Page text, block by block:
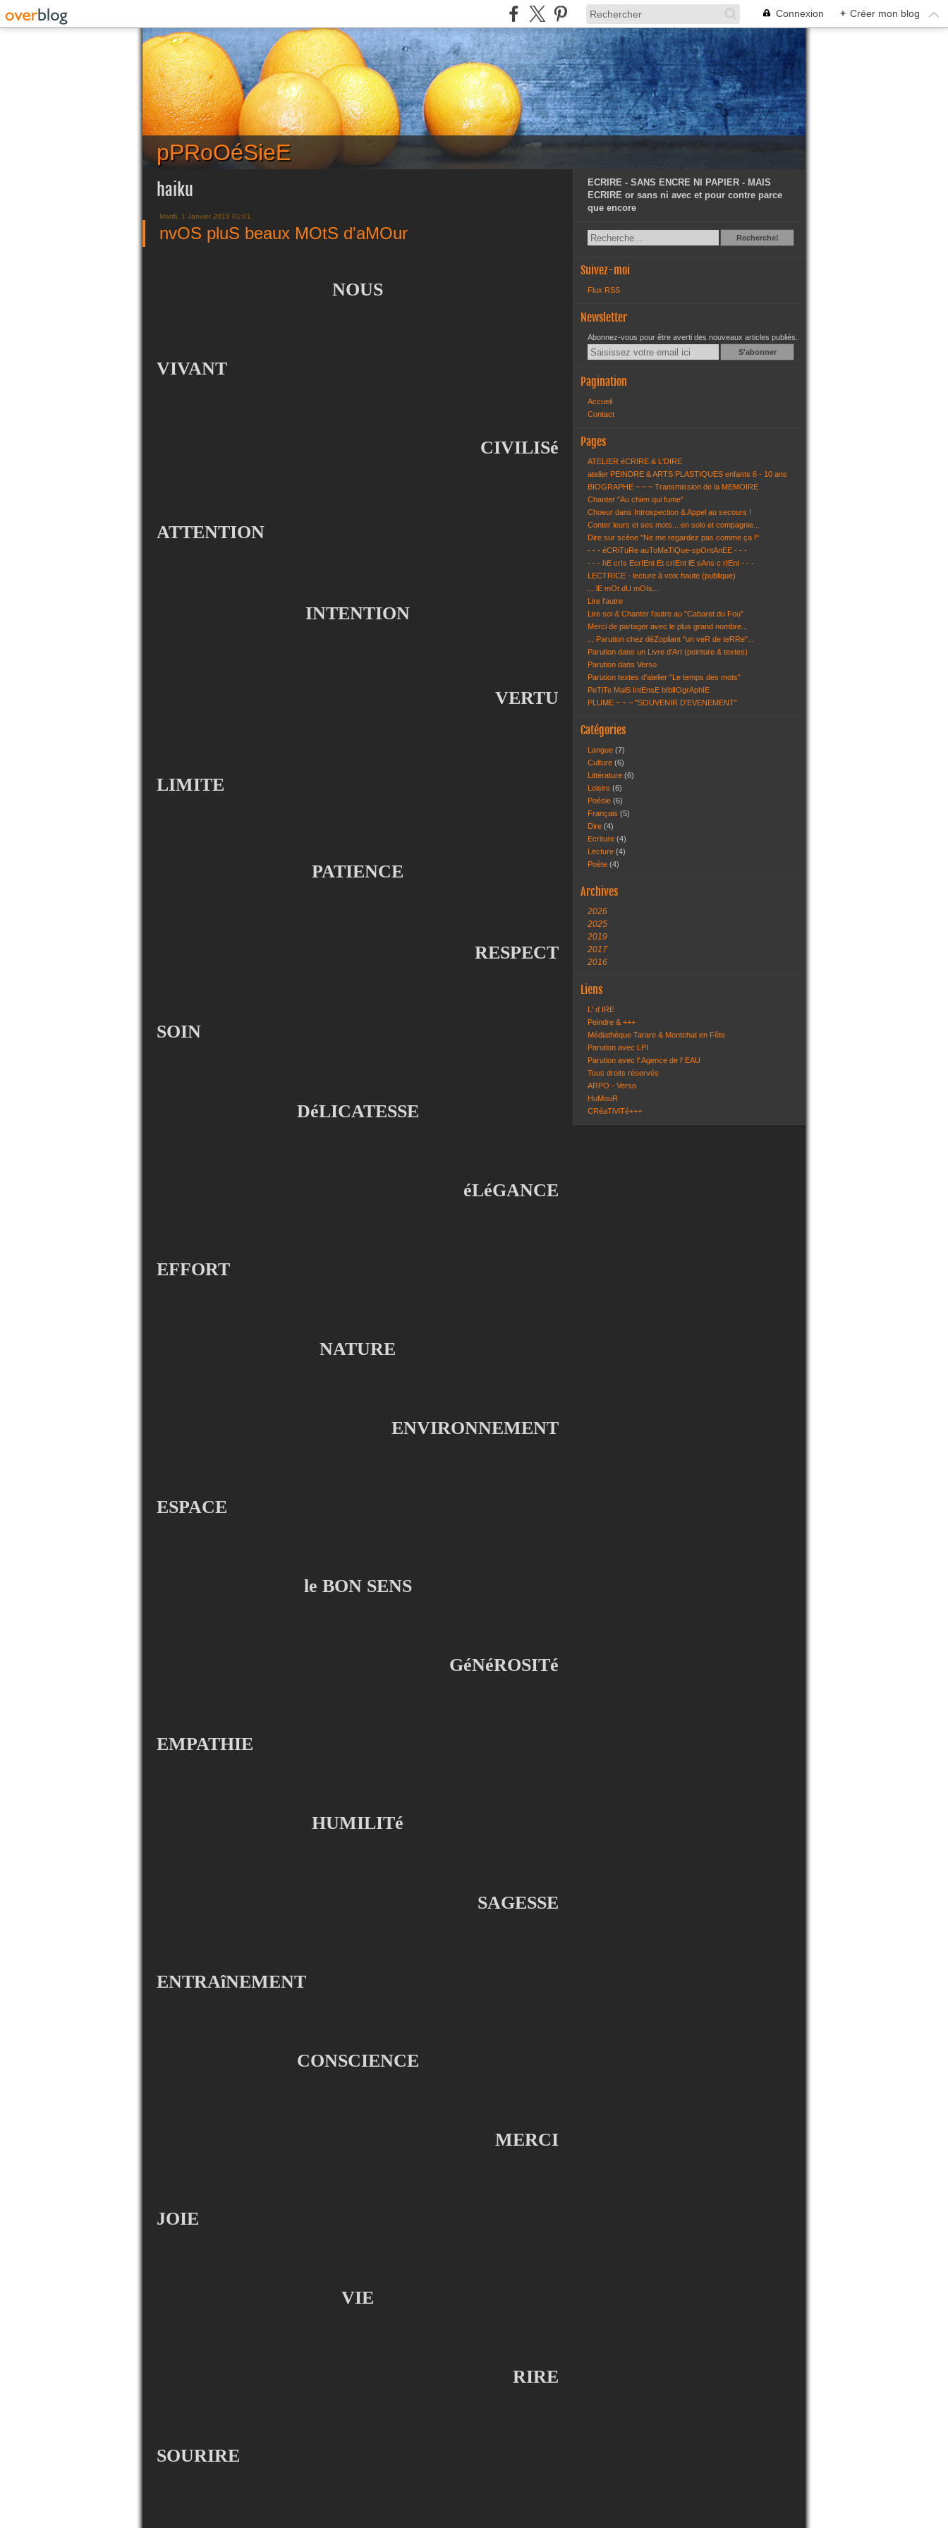
Connexion + Créer mon blog
pPRoOéSieE
haiku
Mardi, 1 Janvier 2019 01:01
nvOS pluS beaux MOtS d'aMOur
NOUS
VIVANT
CIVILISé
ATTENTION
INTENTION
VERTU
LIMITE
PATIENCE
RESPECT
SOIN
DéLICATESSE
éLéGANCE
EFFORT
NATURE
ENVIRONNEMENT
ESPACE
le BON SENS
GéNéROSITé
EMPATHIE
HUMILITé
SAGESSE
ENTRAîNEMENT
CONSCIENCE
MERCI
JOIE
VIE
RIRE
SOURIRE
ECRIRE - SANS ENCRE NI PAPIER - MAIS
ECRIRE or sans ni avec et pour contre parce
que encore
RechercheRecherche!
Suivez-moi
Flux RSS
Newsletter
Abonnez-vous pour être averti des nouveaux articles publiés.
Email
Pagination
Accueil
Contact
Pages
ATELIER éCRIRE & L'DIRE
atelier PEINDRE & ARTS PLASTIQUES enfants 6 - 10 ans
BIOGRAPHE ~ ~ ~ Transmission de la MEMOIRE
Chanter "Au chien qui fume"
Choeur dans Introspection & Appel au secours !
Conter leurs et ses mots... en solo et compagnie...
Dire sur scène "Ne me regardez pas comme ça !"
- - - éCRiTuRe auToMaTiQue-spOntAnEE - - -
- - - hE crIs EcrIEnt Et crIEnt lE sAns c rIEnt - - -
LECTRICE - lecture à voix haute (publique)
... lE mOt dU mOIs...
Lire l'autre
Lire soi & Chanter l'autre au "Cabaret du Fou"
Merci de partager avec le plus grand nombre...
... Parution chez déZopilant "un veR de teRRe"...
Parution dans un Livre d'Art (peinture & textes)
Parution dans Verso
Parution textes d'atelier "Le temps des mots"
PeTiTe MaiS IntEnsE bIblIOgrAphIE
PLUME ~ ~ ~ "SOUVENIR D'EVENEMENT"
Catégories
Langue (7)
Culture (6)
Littérature (6)
Loisirs (6)
Poésie (6)
Français (5)
Dire (4)
Ecriture (4)
Lecture (4)
Poète (4)
Archives
2026
2025
2019
2017
2016
Liens
L' d IRE
Peindre & +++
Médiathèque Tarare & Montchat en Fête
Parution avec LPI
Parution avec l' Agence de l' EAU
Tous droits réservés
ARPO - Verso
HuMouR
CRéaTiViTé+++